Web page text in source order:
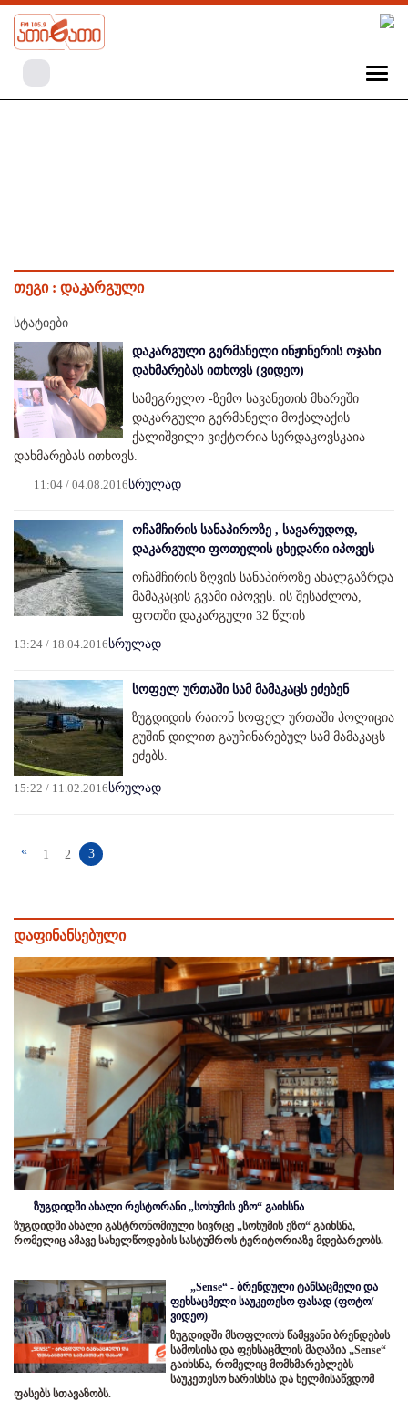
თეგი : დაკარგული
სტატიები
დაკარგული გერმანელი ინჟინერის ოჯახი
დახმარებას ითხოვს (ვიდეო)
სამეგრელო -ზემო სავანეთის მხარეში
დაკარგული გერმანელი მოქალაქის
ქალიშვილი ვიქტორია სერდაკოვსკაია
დახმარებას ითხოვს.
11:04 / 04.08.2016სრულად
ოჩამჩირის სანაპიროზე , სავარუდოდ,
დაკარგული ფოთელის ცხედარი იპოვეს
ოჩამჩირის ზღვის სანაპიროზე ახალგაზრდა
მამაკაცის გვამი იპოვეს. ის შესაძლოა,
ფოთში დაკარგული 32 წლის
13:24 / 18.04.2016სრულად
სოფელ ურთაში სამ მამაკაცს ეძებენ
ზუგდიდის რაიონ სოფელ ურთაში პოლიცია
გუშინ დილით გაუჩინარებულ სამ მამაკაცს
ეძებს.
15:22 / 11.02.2016სრულად
« 1 2 3
დაფინანსებული
ზუგდიდში ახალი რესტორანი „სოხუმის ეზო“ გაიხსნა
ზუგდიდში ახალი გასტრონომიული სივრცე „სოხუმის ეზო“ გაიხსნა,
რომელიც ამავე სახელწოდების სასტუმროს ტერიტორიაზე მდებარეობს.
„Sense“ - ბრენდული ტანსაცმელი და
ფეხსაცმელი საუკეთესო ფასად (ფოტო/
ვიდეო)
ზუგდიდში მსოფლიოს წამყვანი ბრენდების
სამოსისა და ფეხსაცმლის მაღაზია „Sense“
გაიხსნა, რომელიც მომხმარებლებს
საუკეთესო ხარისხსა და ხელმისაწვდომ
ფასებს სთავაზობს.